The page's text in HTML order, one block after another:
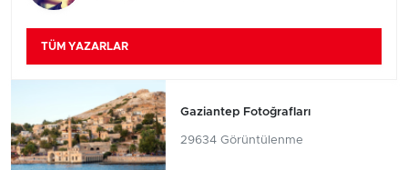
TÜM YAZARLAR
Gaziantep Fotoğrafları
29634 Görüntülenme